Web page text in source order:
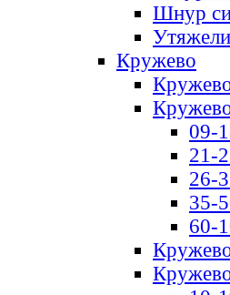
Шнур
Кружево
09-
21-
26-
35-
60-